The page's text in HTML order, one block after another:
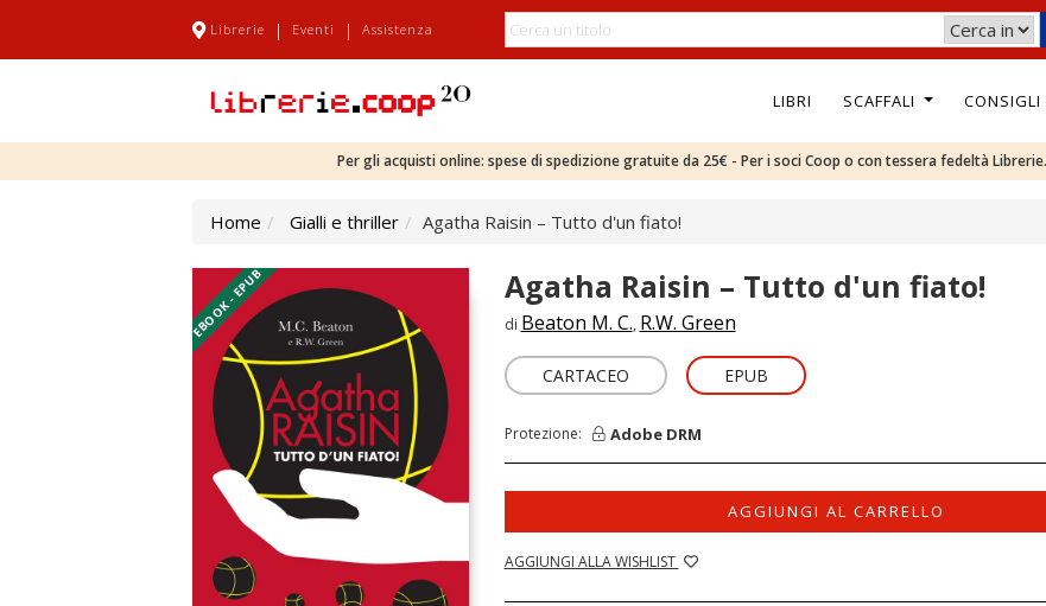
Librerie | Eventi | Assistenza
LIBRI SCAFFALI CONSIGLI
Per gli acquisti online: spese di spedizione gratuite da 25€ - Per i soci Coop o con tessera fedeltà
Home Gialli e thriller Agatha Raisin – Tutto d'un fiato!
EBOOK - EPUB Agatha Raisin – Tutto d'un fiato!
di Beaton M. C., R.W. Green
CARTACEO EPUB
Protezione: Adobe DRM
AGGIUNGI AL CARRELLO
AGGIUNGI ALLA WISHLIST